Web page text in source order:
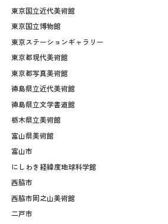
東京国立近代美術館
東京国立博物館
東京ステーションギャラリー
東京都現代美術館
東京都写真美術館
徳島県立近代美術館
徳島県立文学書道館
栃木県立美術館
富山県美術館
富山市
にしわき経緯度地球科学館
西脇市
西脇市岡之山美術館
二戸市